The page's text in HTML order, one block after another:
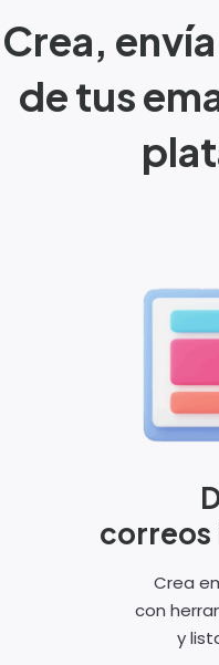
Crea,
de tus
correos
Crea
con
y